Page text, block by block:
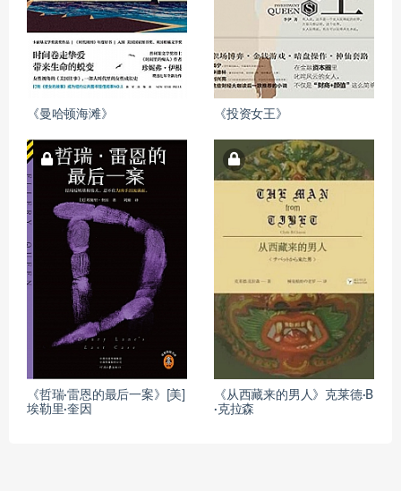
《曼哈顿海滩》 《投资女王》
《哲瑞·雷恩的最后一案》[美]
埃勒里·奎因
《从西藏来的男人》克莱德·B
·克拉森